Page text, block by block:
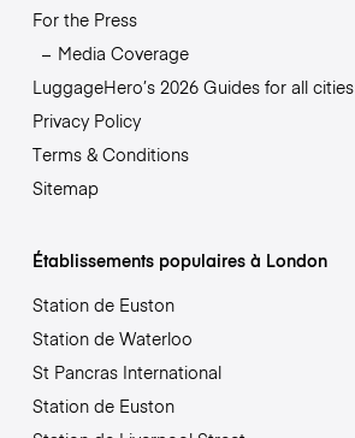
For the Press
Media Coverage
LuggageHero’s 2026 Guides for all cities
Privacy Policy
Terms & Conditions
Sitemap
Établissements populaires à London
Station de Euston
Station de Waterloo
St Pancras International
Station de Euston